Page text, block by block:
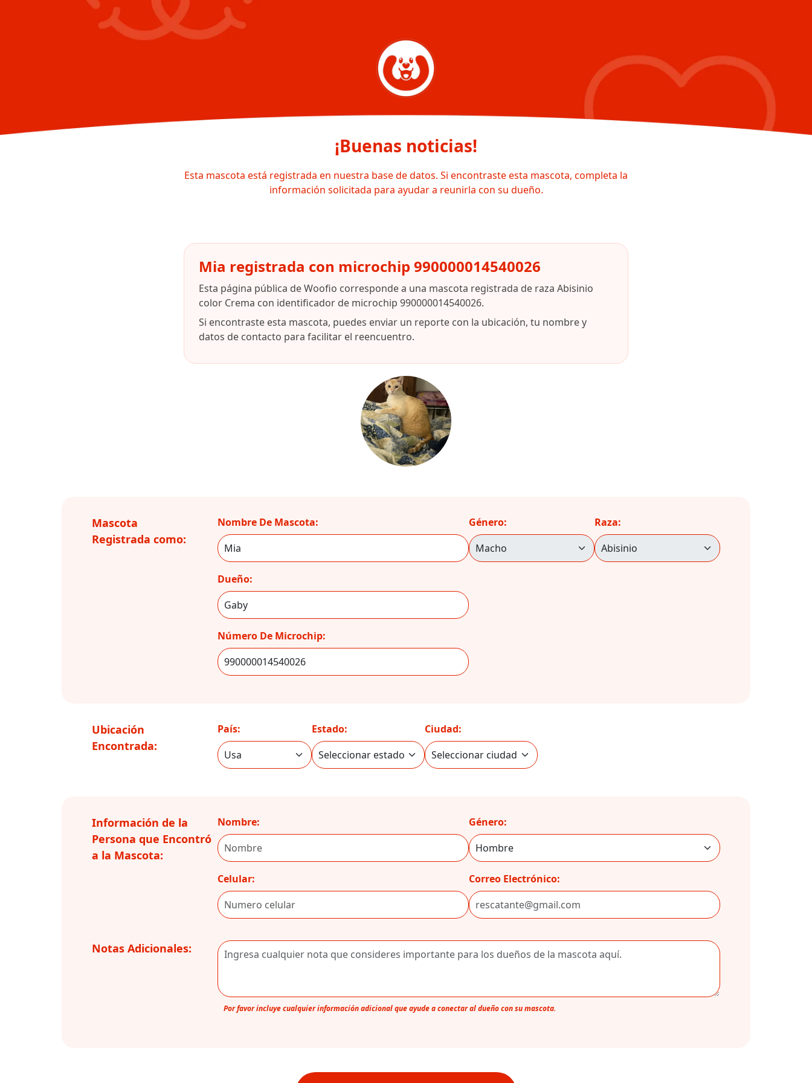
¡Buenas noticias!
Esta mascota está registrada en nuestra base de datos. Si encontraste esta mascota, completa la
información solicitada para ayudar a reunirla con su dueño.
Mia registrada con microchip 990000014540026
Esta página pública de Woofio corresponde a una mascota registrada de raza Abisinio
color Crema con identificador de microchip 990000014540026.
Si encontraste esta mascota, puedes enviar un reporte con la ubicación, tu nombre y
datos de contacto para facilitar el reencuentro.
Mascota
Registrada como:
Nombre De Mascota:
Dueño:
Número De Microchip:
Género: Raza:
Ubicación
Encontrada:
País: Estado: Ciudad:
Información de la
Persona que Encontró
a la Mascota:
Nombre:
Celular:
Género:
Correo Electrónico:
Notas Adicionales:
Por favor incluye cualquier información adicional que ayude a conectar al dueño con su mascota.